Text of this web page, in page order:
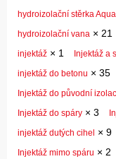
hydroizolační stěrka
hydroizolační vana × 21
injektáž × 1 Injektáž a
injektáž do betonu × 35
Injektáž do původní
Injektáž do spáry × 3
injektáž dutých cihel × 9
Injektáž mimo spáru × 2